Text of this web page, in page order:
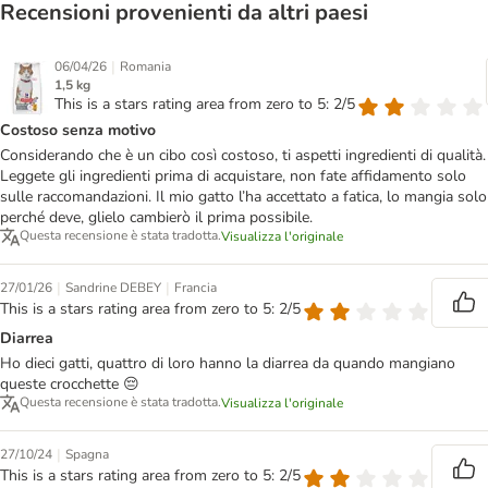
Recensioni provenienti da altri paesi
06/04/26 | Romania
1,5 kg
This is a stars rating area from zero to 5: 2/5
Costoso senza motivo
Considerando che è un cibo così costoso, ti aspetti ingredienti di qualità.
Leggete gli ingredienti prima di acquistare, non fate affidamento solo
sulle raccomandazioni. Il mio gatto l’ha accettato a fatica, lo mangia solo
perché deve, glielo cambierò il prima possibile.
Questa recensione è stata tradotta.Visualizza l'originale
27/01/26 | Sandrine DEBEY | Francia
This is a stars rating area from zero to 5: 2/5
Diarrea
Ho dieci gatti, quattro di loro hanno la diarrea da quando mangiano
queste crocchette 😔
Questa recensione è stata tradotta.Visualizza l'originale
27/10/24 | Spagna
This is a stars rating area from zero to 5: 2/5